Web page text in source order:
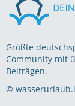
Größte
Community mit
Beiträgen.
©